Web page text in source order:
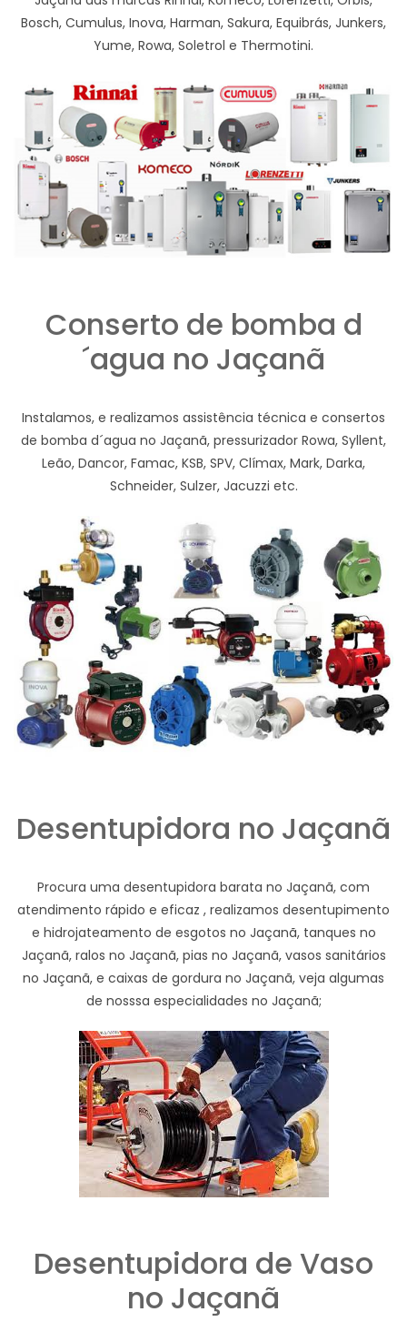
Bosch, Cumulus, Inova, Harman, Sakura, Equibrás, Junkers,
Yume, Rowa, Soletrol e Thermotini.
Conserto de bomba d
´agua no Jaçanã
Instalamos, e realizamos assistência técnica e consertos
de bomba d´agua no Jaçanã, pressurizador Rowa, Syllent,
Leão, Dancor, Famac, KSB, SPV, Clímax, Mark, Darka,
Schneider, Sulzer, Jacuzzi etc.
Desentupidora no Jaçanã
Procura uma desentupidora barata no Jaçanã, com
atendimento rápido e eficaz , realizamos desentupimento
e hidrojateamento de esgotos no Jaçanã, tanques no
Jaçanã, ralos no Jaçanã, pias no Jaçanã, vasos sanitários
no Jaçanã, e caixas de gordura no Jaçanã, veja algumas
de nosssa especialidades no Jaçanã;
Desentupidora de Vaso
no Jaçanã